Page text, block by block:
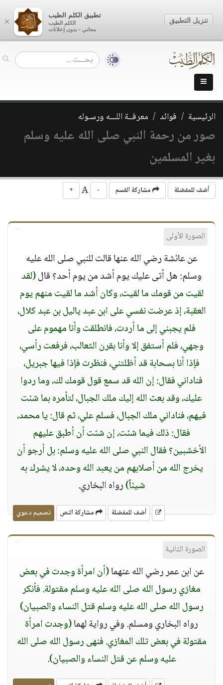
الرئيسية فوائد معرفــة اللـــه ورسـوله
صور من رحمة النبي صلى الله عليه وسلم
بغير المسلمين
أضف للمفضلة مشاركة القسم -
+
الصورة الأولى
عن عائشة رضي الله عنها قالت للنبي صلى الله عليه
وسلم: هل أتى عليك يوم أشد من يوم أحد؟ قال(لقد
لقيت من قومك ما لقيت، وكان أشد ما لقيت منهم يوم
العقبة، إذ عرضت نفسي على ابن عبد ياليل بن عبد كلال،
فلم يجبني إلى ما أردت، فانطلقت وأنا مهموم على
وجهي، فلم أستفق إلا وأنا بقرن الثعالب، فرفعت رأسي،
فإذا أنا بسحابة قد أظلتني، فنظرت فإذا فيها جبريل،
فناداني فقال: إن الله قد سمع قول قومك لك، وما ردوا
عليك، وقد بعث الله إليك ملك الجبال، لتأمره بما شئت
فيهم، فناداني ملك الجبال، فسلم علي، ثم قال: يا محمد،
فقال: ذلك فيما شئت، إن شئت أن أطبق عليهم
الأخشبين؟ فقال النبي صلى الله عليه وسلم: بل أرجو أن
يخرج الله من أصلابهم من يعبد الله وحده، لا يشرك به
شيئاً)رواه البخاري.
أضف للمفضلة مشاركة النص تصميم دعوي
الصورة الثانية
عن ابن عمر رضي الله عنهما(أن امرأة وجدت في بعض
مغازي رسول الله صلى الله عليه وسلم مقتولة. فأنكر
رسول الله صلى الله عليه وسلم قتل النساء والصبيان)
رواه البخاري ومسلم. وفي رواية لهما(وجدت امرأة
مقتولة في بعض تلك المغازي. فنهى رسول الله صلى الله
عليه وسلم عن قتل النساء والصبيان).
×
تطبيق الكلم الطيب
الكلم الطيب
مجاني - بدون إعلانات
تنزيل التطبيق